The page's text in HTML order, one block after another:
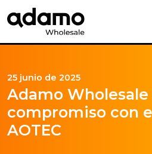
25 junio de 2025
Adamo
compromiso con
AOTEC